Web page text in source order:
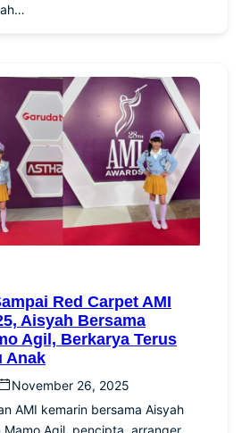
Red Carpet AMI
Aisyah Bersama
Agil, Berkarya Terus
Anak
November 26, 2025
AMI kemarin bersama Aisyah
Mamo Agil, pencipta, arranger,